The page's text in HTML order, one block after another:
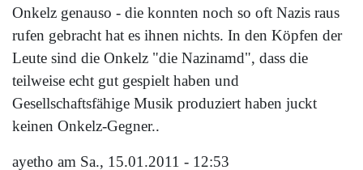
Onkelz genauso - die konnten noch so oft Nazis raus
rufen gebracht hat es ihnen nichts. In den Köpfen der
Leute sind die Onkelz "die Nazinamd", dass die
teilweise echt gut gespielt haben und
Gesellschaftsfähige Musik produziert haben juckt
keinen Onkelz-Gegner..
ayetho am Sa., 15.01.2011 - 12:53